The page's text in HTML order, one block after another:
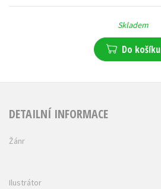
Skladem
Do košíku
DETAILNÍ INFORMACE
Žánr
Ilustrátor